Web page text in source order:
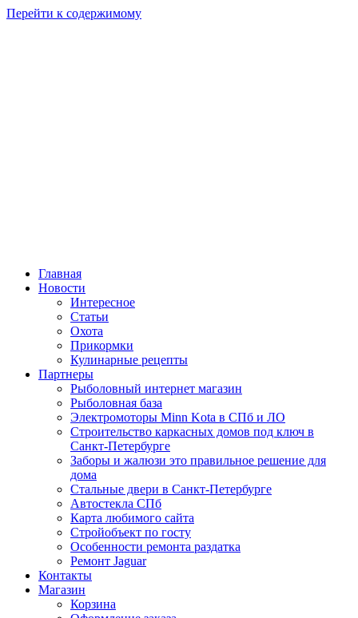
Перейти к содержимому
Главная
Новости
Интересное
Статьи
Охота
Прикормки
Кулинарные рецепты
Партнеры
Рыболовный интернет магазин
Рыболовная база
Электромоторы Minn Kota в СПб и ЛО
Строительство каркасных домов под ключ в
Санкт-Петербурге
Заборы и жалюзи это правильное решение для
дома
Стальные двери в Санкт-Петербурге
Автостекла СПб
Карта любимого сайта
Стройобъект по госту
Особенности ремонта раздатка
Ремонт Jaguar
Контакты
Магазин
Корзина